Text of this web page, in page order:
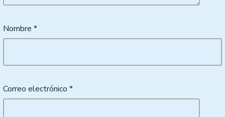
Nombre *
Correo electrónico *